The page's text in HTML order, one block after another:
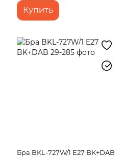
Купить
Бра BKL-727W/1 E27 BK+DAB